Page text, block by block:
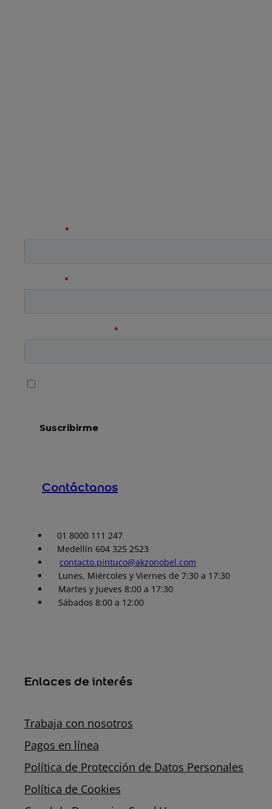
Contáctanos
01 8000 111 247
Medellín 604 325 2523
contacto.pintuco@akzonobel.com
Lunes, Miércoles y Viernes de 7:30 a 17:30
Martes y Jueves 8:00 a 17:30
Sábados 8:00 a 12:00
Enlaces de interés
Trabaja con nosotros
Pagos en línea
Política de Protección de Datos Personales
Política de Cookies